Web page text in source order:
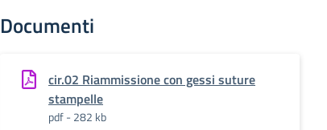
Documenti
cir.02 Riammissione con gessi suture
stampelle
pdf - 282 kb